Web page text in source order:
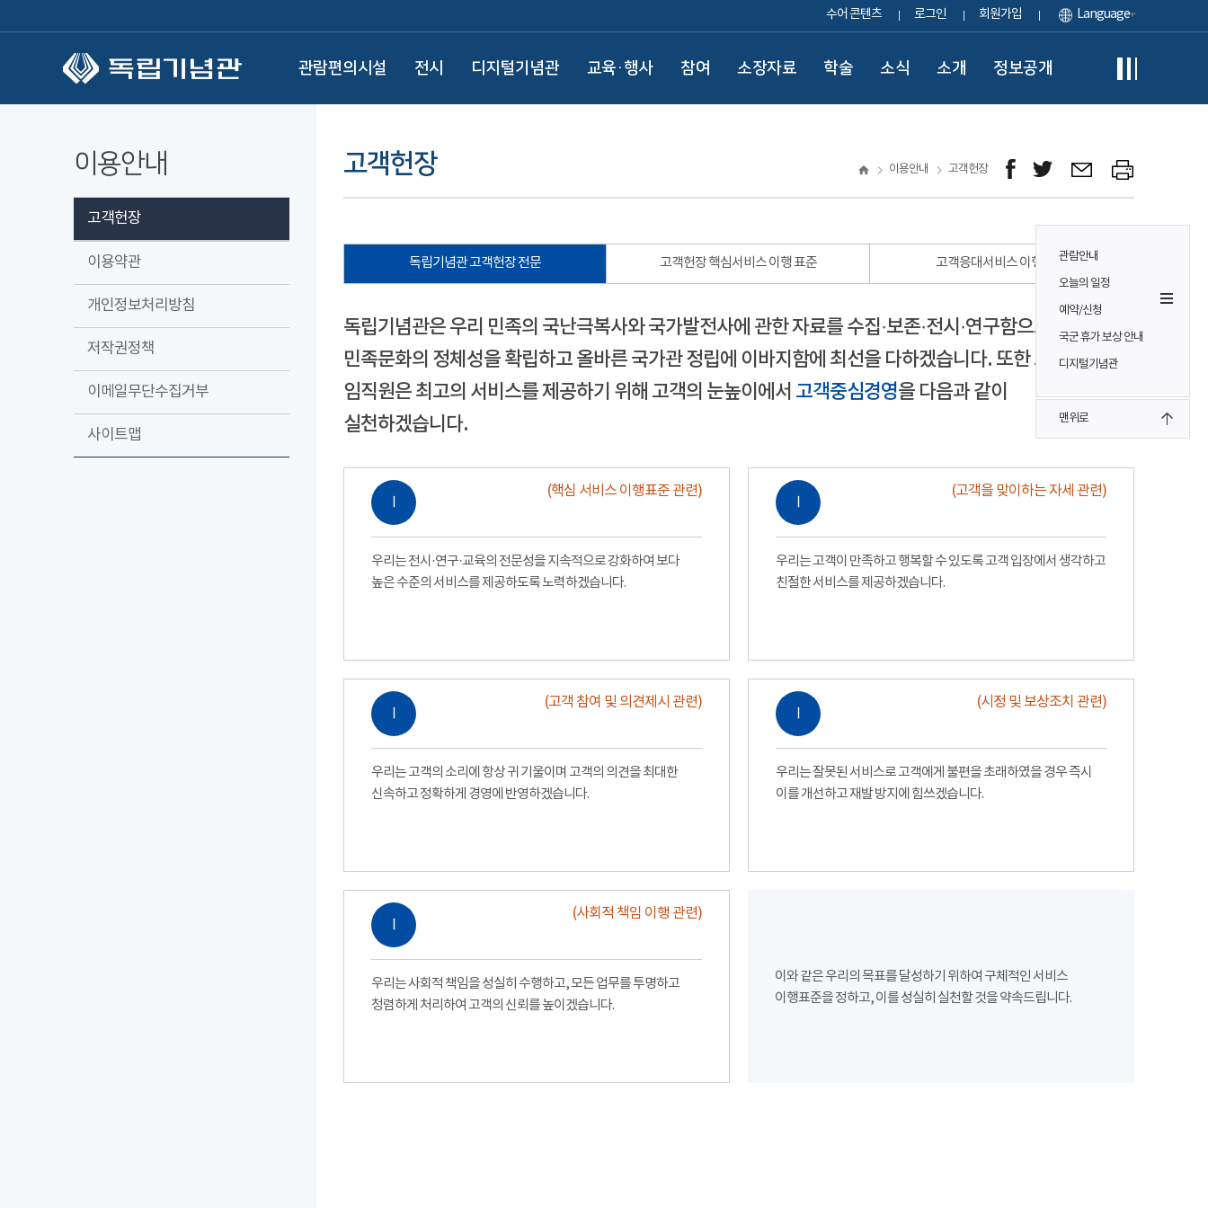
수어 콘텐츠 로그인 회원가입 Language
관람편의시설 전시 디지털기념관 교육·행사 참여 소장자료 학술 소식 소개 정보공개
관람안내
오늘의 일정
예약/신청
국군 휴가 보상 안내
디지털기념관
맨위로
이용안내
고객헌장
이용약관
개인정보처리방침
저작권정책
이메일무단수집거부
사이트맵
고객헌장 이용안내 고객헌장
독립기념관 고객헌장 전문 고객헌장 핵심서비스 이행 표준 고객응대서비스 이행 표준
독립기념관은 우리 민족의 국난극복사와 국가발전사에 관한 자료를 수집·보존·전시·연구함으로써
민족문화의 정체성을 확립하고 올바른 국가관 정립에 이바지함에 최선을 다하겠습니다. 또한 모든
임직원은 최고의 서비스를 제공하기 위해 고객의 눈높이에서 고객중심경영을 다음과 같이
실천하겠습니다.
Ⅰ
(핵심 서비스 이행표준 관련)
우리는 전시·연구·교육의 전문성을 지속적으로 강화하여 보다
높은 수준의 서비스를 제공하도록 노력하겠습니다.
Ⅰ
(고객을 맞이하는 자세 관련)
우리는 고객이 만족하고 행복할 수 있도록 고객 입장에서 생각하고
친절한 서비스를 제공하겠습니다.
Ⅰ
(고객 참여 및 의견제시 관련)
우리는 고객의 소리에 항상 귀 기울이며 고객의 의견을 최대한
신속하고 정확하게 경영에 반영하겠습니다.
Ⅰ
(시정 및 보상조치 관련)
우리는 잘못된 서비스로 고객에게 불편을 초래하였을 경우 즉시
이를 개선하고 재발 방지에 힘쓰겠습니다.
Ⅰ
(사회적 책임 이행 관련)
우리는 사회적 책임을 성실히 수행하고, 모든 업무를 투명하고
청렴하게 처리하여 고객의 신뢰를 높이겠습니다.
이와 같은 우리의 목표를 달성하기 위하여 구체적인 서비스
이행표준을 정하고, 이를 성실히 실천할 것을 약속드립니다.